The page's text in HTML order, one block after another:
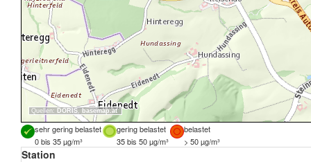
Quellen: DORIS, basemap.at
sehr gering belastet gering belastet
belastet
0 bis 35 µg/m³
35 bis 50 µg/m³ > 50 µg/m³
Station